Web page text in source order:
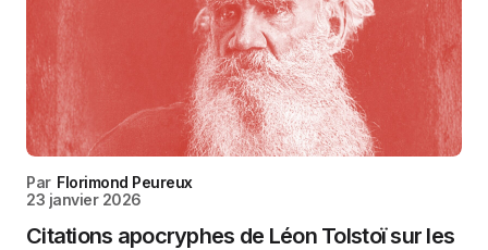
Par Florimond Peureux
23 janvier 2026
Citations apocryphes de Léon Tolstoï sur les